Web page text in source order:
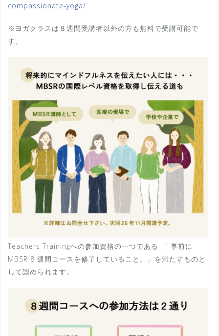
compassionate-yoga/
※ヨガクラスは８週間受講者以外の方も無料で受講可能で
す。
Teachers Trainingへの参加資格の一つである 「 事前に
MBSR 8 週間コースを修了していること。」を満たすものと
して認められます。